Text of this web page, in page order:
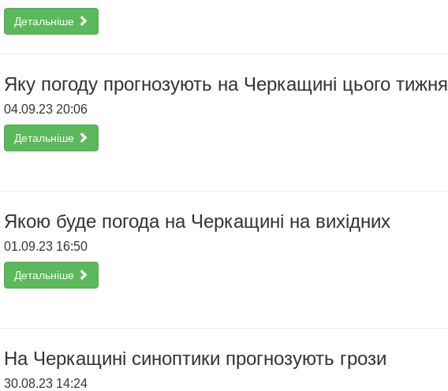
Детальніше
Яку погоду прогнозують на Черкащині цього тижня
04.09.23 20:06
Детальніше
Якою буде погода на Черкащині на вихідних
01.09.23 16:50
Детальніше
На Черкащині синоптики прогнозують грози
30.08.23 14:24